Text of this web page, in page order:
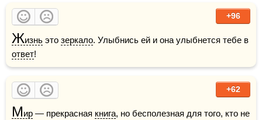
+96
Жизнь это зеркало
ответ!
+62
Мир — прекрасная книга, но бесполезная для того, кто не